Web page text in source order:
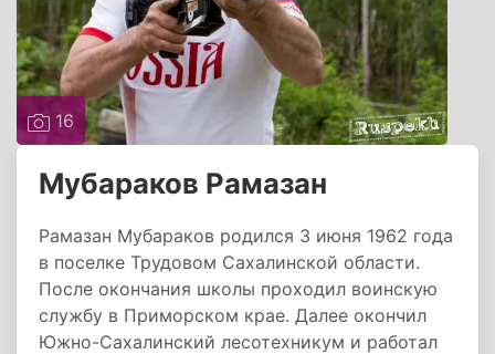
16
Мубараков Рамазан
Рамазан Мубараков родился 3 июня 1962 года
в поселке Трудовом Сахалинской области.
После окончания школы проходил воинскую
службу в Приморском крае. Далее окончил
Южно-Сахалинский лесотехникум и работал